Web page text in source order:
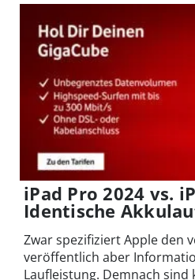
iPad Pro 2024 vs.
Identische
Zwar spezifiziert Apple den
veröffentlich aber
Laufleistung. Demnach sind